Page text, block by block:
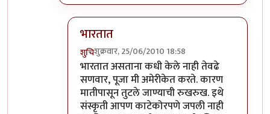
भारतात
शुचिशुक्रवार, 25/06/2010 18:58
In reply to>>by३_१४ विक्षिप्त अदिती
भारतात असताना कधी केले नाही तेवढे
सणवार, पूजा मी अमेरीकेत करते. कारण
मातीपासून तुटले जाण्याची रुखरुख. इथे
संस्कृती आपण काटेकोरपणे जपली नाही